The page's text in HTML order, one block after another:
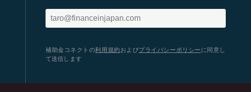
補助金コネクトの利用規約 およびプライバシーポリシー に同意し
て送信します